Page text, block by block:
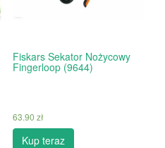
Fiskars Sekator Nożycowy
Fingerloop (9644)
63.90 zł
Kup teraz